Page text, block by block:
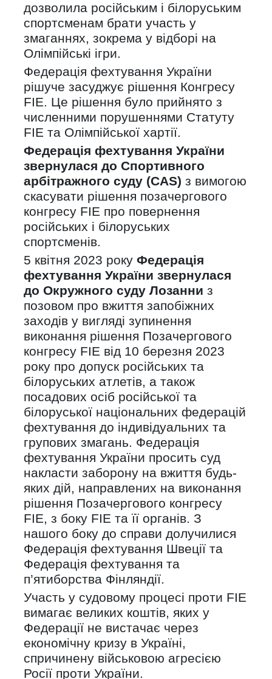
дозволила російським і білоруським
спортсменам брати участь у
змаганнях, зокрема у відборі на
Олімпійські ігри.
Федерація фехтування України
рішуче засуджує рішення Конгресу
FIE. Це рішення було прийнято з
численними порушеннями Статуту
FIE та Олімпійської хартії.
Федерація фехтування України
звернулася до Спортивного
арбітражного суду (CAS) з вимогою
скасувати рішення позачергового
конгресу FIE про повернення
російських і білоруських
спортсменів.
5 квітня 2023 року Федерація
фехтування України звернулася
до Окружного суду Лозанни з
позовом про вжиття запобіжних
заходів у вигляді зупинення
виконання рішення Позачергового
конгресу FIE від 10 березня 2023
року про допуск російських та
білоруських атлетів, а також
посадових осіб російської та
білоруської національних федерацій
фехтування до індивідуальних та
групових змагань. Федерація
фехтування України просить суд
накласти заборону на вжиття будь-
яких дій, направлених на виконання
рішення Позачергового конгресу
FIE, з боку FIE та її органів. З
нашого боку до справи долучилися
Федерація фехтування Швеції та
Федерація фехтування та
п’ятиборства Фінляндії.
Участь у судовому процесі проти FIE
вимагає великих коштів, яких у
Федерації не вистачає через
економічну кризу в Україні,
спричинену військовою агресією
Росії проти України.